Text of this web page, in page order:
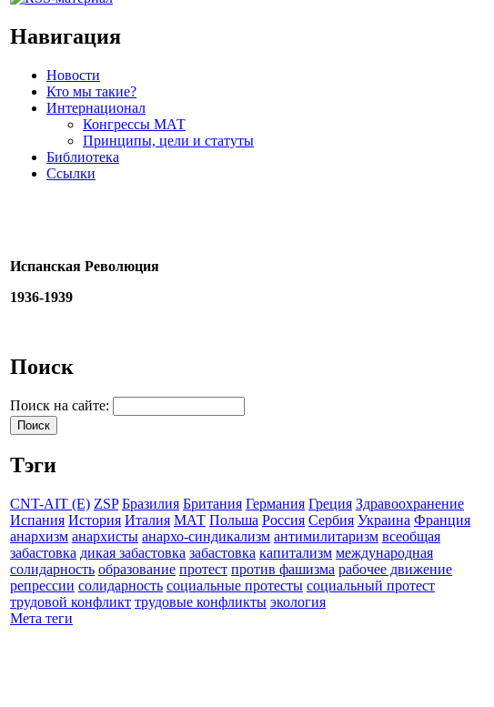
Навигация
Новости
Кто мы такие?
Интернационал
Конгрессы МАТ
Принципы, цели и статуты
Библиотека
Ссылки
Испанская Революция
1936-1939
Поиск
Поиск на сайте:
Тэги
CNT-AIT (E) ZSP Бразилия Британия Германия Греция Здравоохранение
Испания История Италия МАТ Польша Россия Сербия Украина Франция
анархизм анархисты анархо-синдикализм антимилитаризм всеобщая
забастовка дикая забастовка забастовка капитализм международная
солидарность образование протест против фашизма рабочее движение
репрессии солидарность социальные протесты социальный протест
трудовой конфликт трудовые конфликты экология
Мета теги